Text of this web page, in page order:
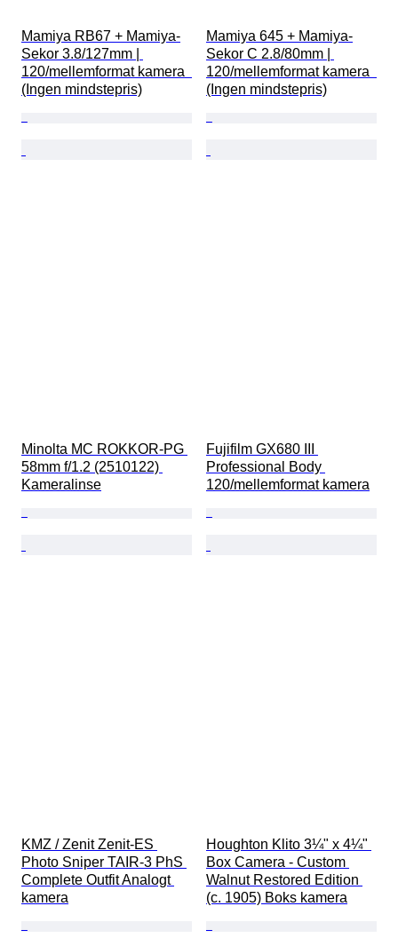
Mamiya RB67 + Mamiya-
Sekor 3.8/127mm |
120/mellemformat kamera
(Ingen mindstepris)
Mamiya 645 + Mamiya-
Sekor C 2.8/80mm |
120/mellemformat kamera
(Ingen mindstepris)
Minolta MC ROKKOR-PG
58mm f/1.2 (2510122)
Kameralinse
Fujifilm GX680 III
Professional Body
120/mellemformat kamera
KMZ / Zenit Zenit-ES
Photo Sniper TAIR-3 PhS
Complete Outfit Analogt
kamera
Houghton Klito 3¼" x 4¼"
Box Camera - Custom
Walnut Restored Edition
(c. 1905) Boks kamera